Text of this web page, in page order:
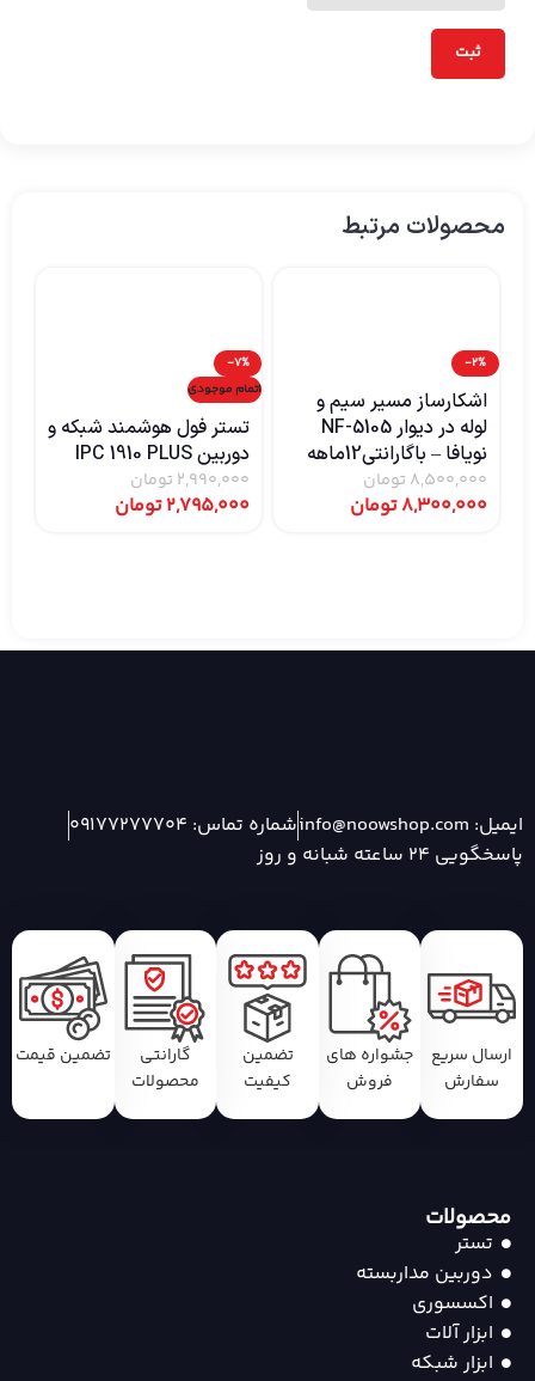
محصولات مرتبط
-2%
اشکارساز مسیر سیم و
لوله در دیوار NF-5105
نویافا – باگارانتی12ماهه
8,500,000 تومان
8,300,000تومان
-7%
اتمام موجودی
تستر فول هوشمند شبکه و
دوربین IPC 1910 PLUS
2,990,000 تومان
2,795,000تومان
ایمیل: info@noowshop.com
شماره تماس: 09177277704
پاسخگویی 24 ساعته شبانه و روز
ارسال سریع
سفارش
جشواره های
فروش
تضمین
کیفیت
گارانتی
محصولات
تضمین قیمت
محصولات
تستر
دوربین مداربسته
اکسسوری
ابزار آلات
ابزار شبکه